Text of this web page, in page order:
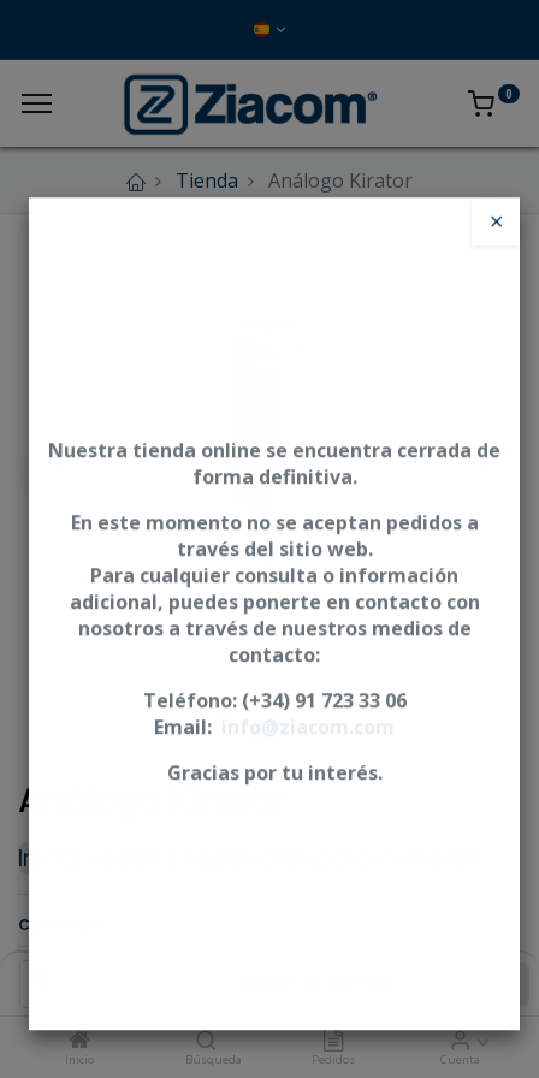
Inicio Búsqueda Pedidos Cuenta
0
Tienda Análogo Kirator
Análogo Kirator
Iniciar sesión
CONEXIÓN
×
Nuestra tienda online se encuentra cerrada de
forma definitiva.
En este momento no se aceptan pedidos a
través del sitio web.
Para cualquier consulta o información
adicional, puedes ponerte en contacto con
nosotros a través de nuestros medios de
contacto:
Teléfono: (+34) 91 723 33 06
Email:
Gracias por tu interés.